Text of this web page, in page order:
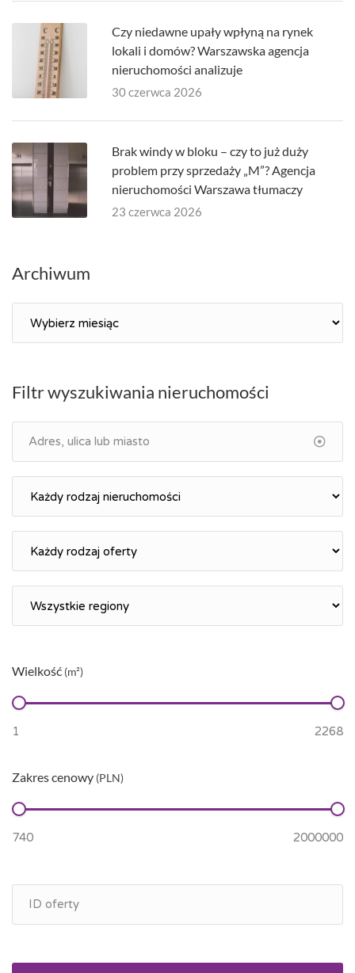
Czy niedawne upały wpłyną na rynek
lokali i domów? Warszawska agencja
nieruchomości analizuje
30 czerwca 2026
Brak windy w bloku – czy to już duży
problem przy sprzedaży „M”? Agencja
nieruchomości Warszawa tłumaczy
23 czerwca 2026
Archiwum
Filtr wyszukiwania nieruchomości
Wielkość (m²)
Zakres cenowy (PLN)